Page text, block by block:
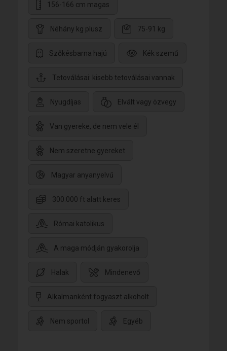
156-166 cm magas
Néhány kg plusz 75-91 kg
Szőkésbarna hajú Kék szemű
Tetoválásai: kisebb tetoválásai vannak
Nyugdíjas Elvált vagy özvegy
Van gyereke, de nem vele él
Nem szeretne gyereket
Magyar anyanyelvű
300.000 ft alatt keres
Római katolikus
A maga módján gyakorolja
Halak Mindenevő
Alkalmanként fogyaszt alkoholt
Nem sportol Egyéb